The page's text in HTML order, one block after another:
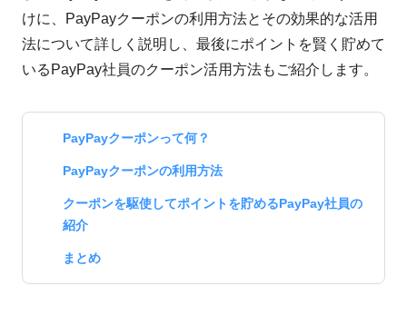
けに、PayPayクーポンの利用方法とその効果的な活用
法について詳しく説明し、最後にポイントを賢く貯めて
いるPayPay社員のクーポン活用方法もご紹介します。
PayPayクーポンって何？
PayPayクーポンの利用方法
クーポンを駆使してポイントを貯めるPayPay社員の
紹介
まとめ